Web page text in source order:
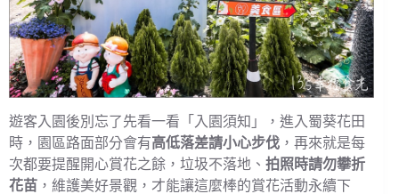
遊客入園後別忘了先看一看「入園須知」，進入蜀葵花田
時，園區路面部分會有高低落差請小心步伐 ，再來就是每
次都要提醒開心賞花之餘，垃圾不落地、 拍照時請勿攀折
花苗 ，維護美好景觀，才能讓這麼棒的賞花活動永續下